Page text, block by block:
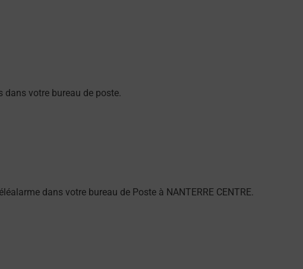
dans votre bureau de poste.
dans votre bureau de Poste à NANTERRE CENTRE.